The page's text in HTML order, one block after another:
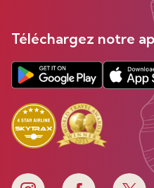
Téléchargez notre